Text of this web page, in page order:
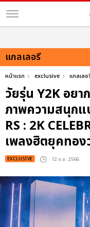
แกลเลอรี
หน้าแรก exclusive แกลเลอ
วัยรุ่น Y2K อยา
ภาพความสนุก
RS : 2K
เพลงฮิตยุคทอง
EXCLUSIVE : 12 ก.ย. 2566